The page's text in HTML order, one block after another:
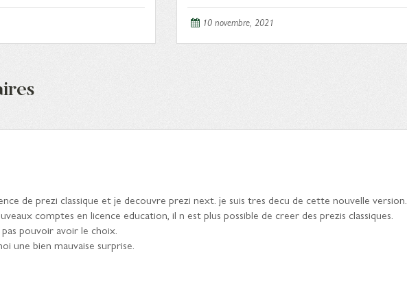
10 novembre, 2021
de prezi classique et je decouvre prezi next. je suis tres decu de cette nouvelle version.
comptes en licence education, il n est plus possible de creer des prezis classiques.
pouvoir avoir le choix.
une bien mauvaise surprise.